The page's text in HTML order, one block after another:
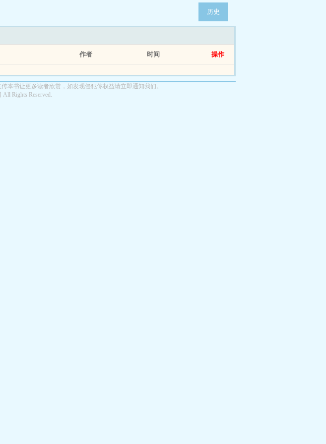
历史
作者 时间 操作
本书让更多读者欣赏，如发现侵犯你权益请立即通知我们。
Rights Reserved.